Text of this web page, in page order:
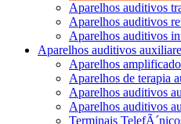
Aparelhos auditivos
Aparelhos auditivos
Aparelhos auditivos
Aparelhos auditivos
Aparelhos
Aparelhos de terapia
Aparelhos auditivos
Aparelhos auditivos
Terminais